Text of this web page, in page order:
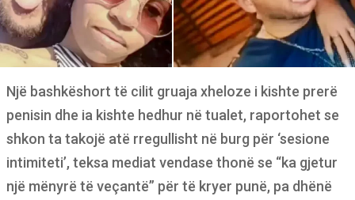
Një bashkëshort të cilit gruaja xheloze i kishte prerë
penisin dhe ia kishte hedhur në tualet, raportohet se
shkon ta takojë atë rregullisht në burg për ‘sesione
intimiteti’, teksa mediat vendase thonë se “ka gjetur
një mënyrë të veçantë” për të kryer punë, pa dhënë